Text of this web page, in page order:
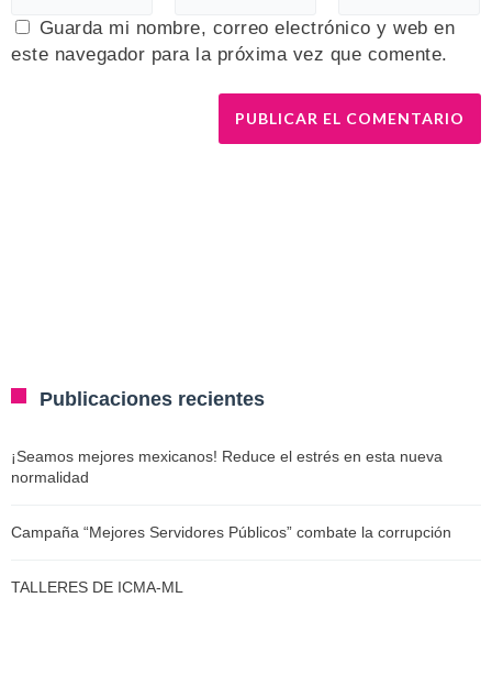
Guarda mi nombre, correo electrónico y web en
este navegador para la próxima vez que comente.
Publicaciones recientes
¡Seamos mejores mexicanos! Reduce el estrés en esta nueva
normalidad
Campaña “Mejores Servidores Públicos” combate la corrupción
TALLERES DE ICMA-ML